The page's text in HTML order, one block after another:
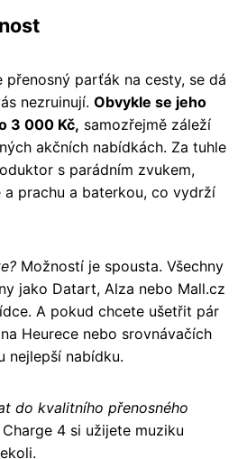
přenosný parťák na cesty, se dá
nezruinují. Obvykle se jeho
3 000 Kč, samozřejmě záleží
akčních nabídkách. Za tuhle
s parádním zvukem,
prachu a baterkou, co vydrží
Možností je spousta. Všechny
jako Datart, Alza nebo Mall.cz
A pokud chcete ušetřit pár
Heurece nebo srovnávačích
nejlepší nabídku.
do kvalitního přenosného
Charge 4 si užijete muziku